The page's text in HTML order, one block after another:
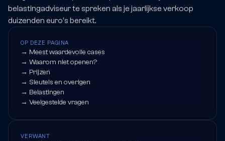
belastingadviseur te spreken als je jaarlijkse verkoop
duizenden euro's bereikt.
OP DEZE PAGINA
→ Meest waardevolle cases
→ Waarom niet openen?
→ Prijzen
→ Sleutels en overigen
→ Belastingen
→ Veelgestelde vragen
VERWANT